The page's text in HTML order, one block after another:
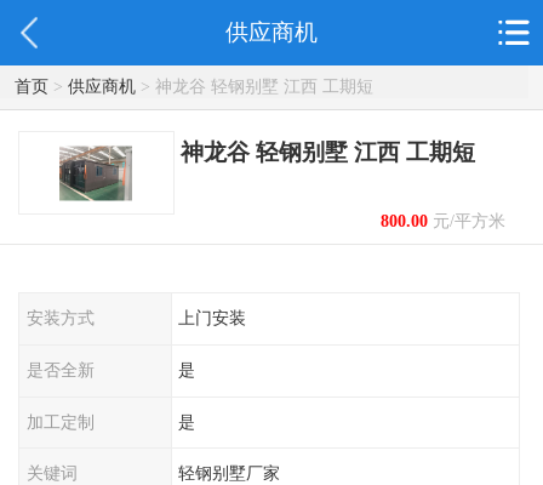
供应商机
首页> 供应商机> 神龙谷 轻钢别墅 江西 工期短
神龙谷 轻钢别墅 江西 工期短
800.00元/平方米
起
安装方式 上门安装
是否全新 是
加工定制 是
关键词 轻钢别墅厂家